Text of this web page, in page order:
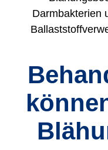
Darmbakterien